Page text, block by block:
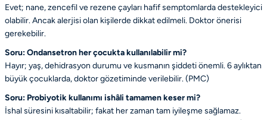
Evet; nane, zencefil ve rezene çayları hafif semptomlarda destekleyici
olabilir. Ancak alerjisi olan kişilerde dikkat edilmeli. Doktor önerisi
gerekebilir.
Soru: Ondansetron her çocukta kullanılabilir mi?
Hayır; yaş, dehidrasyon durumu ve kusmanın şiddeti önemli. 6 aylıktan
büyük çocuklarda, doktor gözetiminde verilebilir. (PMC)
Soru: Probiyotik kullanımı ishâli tamamen keser mi?
İshal süresini kısaltabilir; fakat her zaman tam iyileşme sağlamaz.